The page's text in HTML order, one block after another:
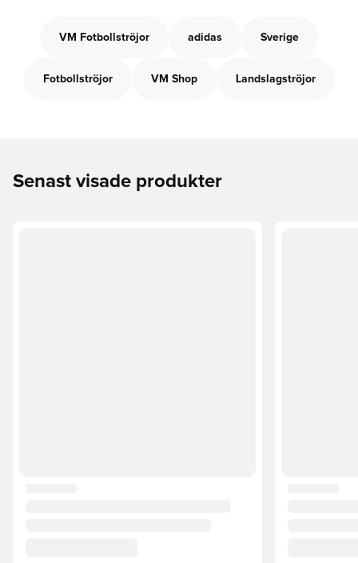
VM Fotbollströjor adidas Sverige
Fotbollströjor VM Shop Landslagströjor
Senast visade produkter